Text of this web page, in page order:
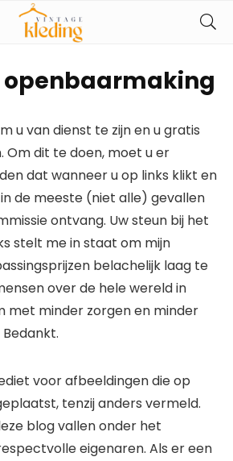
openbaarmaking
u van dienst te zijn en u gratis
Om dit te doen, moet u er
dat wanneer u op links klikt en
de meeste (niet alle) gevallen
ontvang. Uw steun bij het
stelt me in staat om mijn
belachelijk laag te
over de hele wereld in
met minder zorgen en minder
voor afbeeldingen die op
tenzij anders vermeld.
blog vallen onder het
eigenaren. Als er een